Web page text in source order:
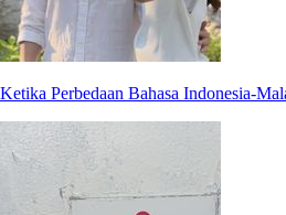
Ketika Perbedaan Bahasa Indonesia-